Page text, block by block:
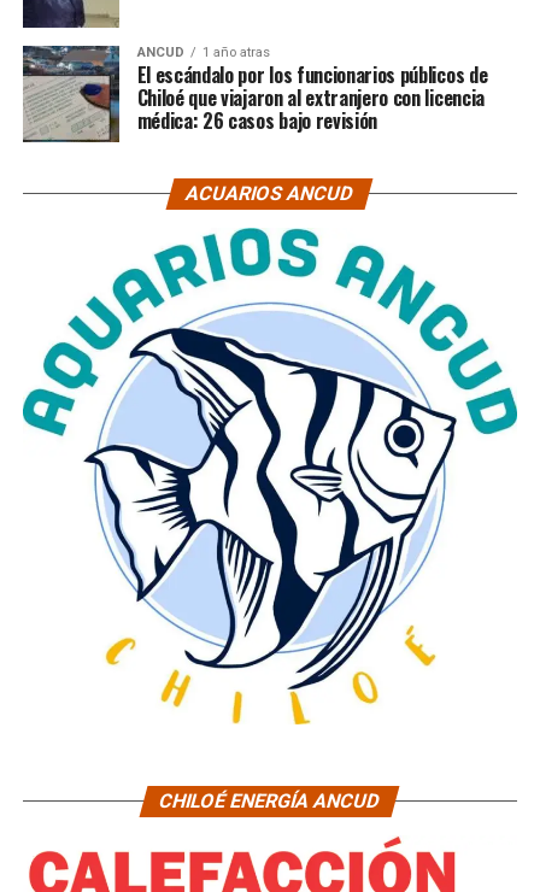
ANCUD 1 año atras
El escándalo por los funcionarios públicos de
Chiloé que viajaron al extranjero con licencia
médica: 26 casos bajo revisión
ACUARIOS ANCUD
CHILOÉ ENERGÍA ANCUD